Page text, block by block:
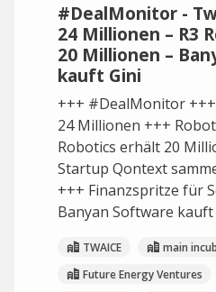
#DealMonitor -
24 Millionen – R3
20 Millionen –
kauft Gini
+++ #DealMonitor
24 Millionen +++
Robotics erhält 20
Startup Qontext
+++ Finanzspritze für
Banyan Software kauft
TWAICE
main
Future Energy Ventures